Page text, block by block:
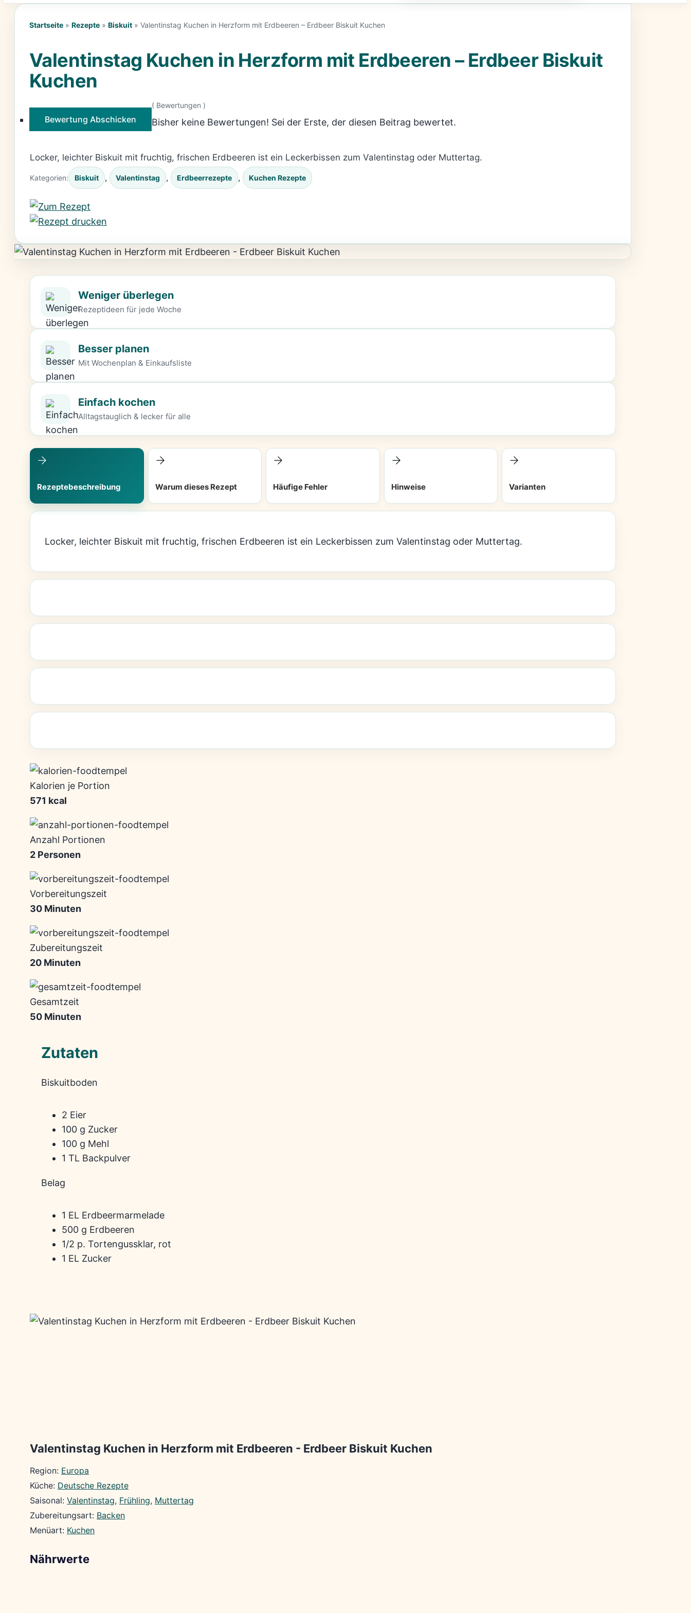
Startseite » Rezepte » Biskuit » Valentinstag Kuchen in Herzform mit Erdbeeren – Erdbeer Biskuit Kuchen
Valentinstag Kuchen in Herzform mit Erdbeeren – Erdbeer Biskuit
Kuchen
Bewertung Abschicken
( Bewertungen )
Bisher keine Bewertungen! Sei der Erste, der diesen Beitrag bewertet.
Locker, leichter Biskuit mit fruchtig, frischen Erdbeeren ist ein Leckerbissen zum Valentinstag oder Muttertag.
Kategorien: Biskuit , Valentinstag , Erdbeerrezepte , Kuchen Rezepte
Weniger überlegen
Rezeptideen für jede Woche
Besser planen
Mit Wochenplan & Einkaufsliste
Einfach kochen
Alltagstauglich & lecker für alle
Rezeptebeschreibung Warum dieses Rezept Häufige Fehler Hinweise Varianten
Locker, leichter Biskuit mit fruchtig, frischen Erdbeeren ist ein Leckerbissen zum Valentinstag oder Muttertag.
Kalorien je Portion
571 kcal
Anzahl Portionen
2 Personen
Vorbereitungszeit
30 Minuten
Zubereitungszeit
20 Minuten
Gesamtzeit
50 Minuten
Zutaten
Biskuitboden
2 Eier
100 g Zucker
100 g Mehl
1 TL Backpulver
Belag
1 EL Erdbeermarmelade
500 g Erdbeeren
1/2 p. Tortengussklar, rot
1 EL Zucker
Valentinstag Kuchen in Herzform mit Erdbeeren - Erdbeer Biskuit Kuchen
Region: Europa
Küche: Deutsche Rezepte
Saisonal: Valentinstag, Frühling, Muttertag
Zubereitungsart: Backen
Menüart: Kuchen
Nährwerte